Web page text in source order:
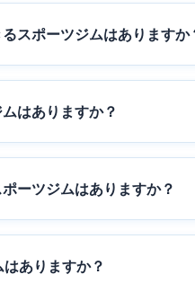
スポーツジムはありますか
はありますか？
ーツジムはありますか？
ありますか？